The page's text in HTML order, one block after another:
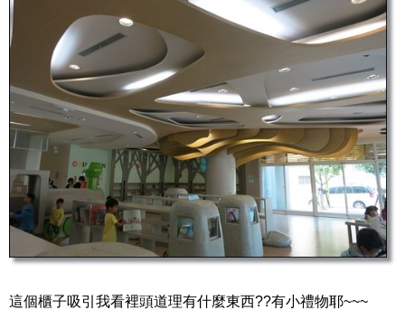
這個櫃子吸引我看裡頭道理有什麼東西??有小禮物耶~~~